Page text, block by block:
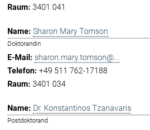
3401 041
Sharon Mary Tomson
Doktorandin
sharon.mary.tomson@...
+49 511 762-17188
3401 034
Dr. Konstantinos Tzanavaris
Postdoktorand